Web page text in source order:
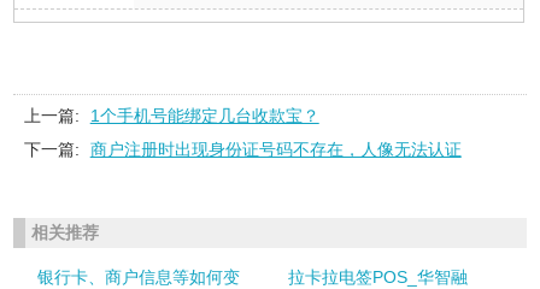
上一篇:
1个手机号能绑定几台收款宝？
下一篇:
商户注册时出现身份证号码不存在，人像无法认证
相关推荐
银行卡、商户信息等如何变
拉卡拉电签POS_华智融